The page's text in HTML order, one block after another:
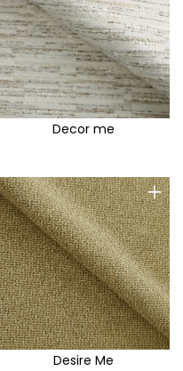
Decor me
+
Desire Me